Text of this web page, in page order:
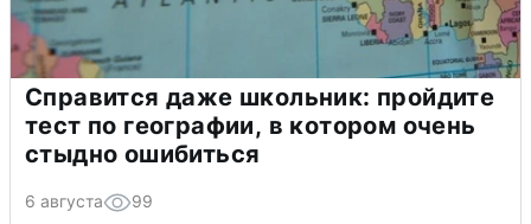
Справится даже школьник: пройдите
тест по географии, в котором очень
стыдно ошибиться
6 августа 99